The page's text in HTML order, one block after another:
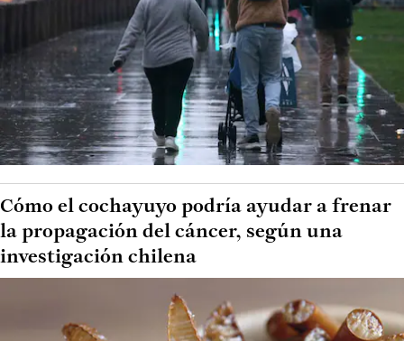
Cómo el cochayuyo podría ayudar a frenar
la propagación del cáncer, según una
investigación chilena